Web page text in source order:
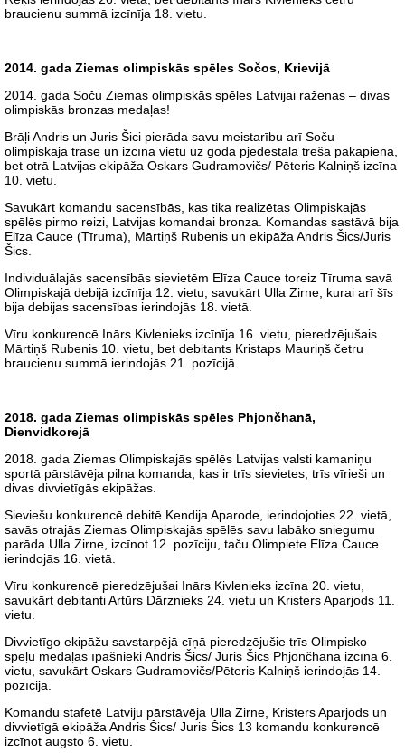
braucienu summā izcīnīja 18. vietu.
2014. gada Ziemas olimpiskās spēles Sočos, Krievijā
2014. gada Soču Ziemas olimpiskās spēles Latvijai raženas – divas
olimpiskās bronzas medaļas!
Brāļi Andris un Juris Šici pierāda savu meistarību arī Soču
olimpiskajā trasē un izcīna vietu uz goda pjedestāla trešā pakāpiena,
bet otrā Latvijas ekipāža Oskars Gudramovičs/ Pēteris Kalniņš izcīna
10. vietu.
Savukārt komandu sacensībās, kas tika realizētas Olimpiskajās
spēlēs pirmo reizi, Latvijas komandai bronza. Komandas sastāvā bija
Elīza Cauce (Tīruma), Mārtiņš Rubenis un ekipāža Andris Šics/Juris
Šics.
Individuālajās sacensībās sievietēm Elīza Cauce toreiz Tīruma savā
Olimpiskajā debijā izcīnīja 12. vietu, savukārt Ulla Zirne, kurai arī šīs
bija debijas sacensības ierindojās 18. vietā.
Vīru konkurencē Inārs Kivlenieks izcīnīja 16. vietu, pieredzējušais
Mārtiņš Rubenis 10. vietu, bet debitants Kristaps Mauriņš četru
braucienu summā ierindojās 21. pozīcijā.
2018. gada Ziemas olimpiskās spēles Phjončhanā,
Dienvidkorejā
2018. gada Ziemas Olimpiskajās spēlēs Latvijas valsti kamaniņu
sportā pārstāvēja pilna komanda, kas ir trīs sievietes, trīs vīrieši un
divas divvietīgās ekipāžas.
Sieviešu konkurencē debitē Kendija Aparode, ierindojoties 22. vietā,
savās otrajās Ziemas Olimpiskajās spēlēs savu labāko sniegumu
parāda Ulla Zirne, izcīnot 12. pozīciju, taču Olimpiete Elīza Cauce
ierindojās 16. vietā.
Vīru konkurencē pieredzējušai Inārs Kivlenieks izcīna 20. vietu,
savukārt debitanti Artūrs Dārznieks 24. vietu un Kristers Aparjods 11.
vietu.
Divvietīgo ekipāžu savstarpējā cīņā pieredzējušie trīs Olimpisko
spēļu medaļas īpašnieki Andris Šics/ Juris Šics Phjončhanā izcīna 6.
vietu, savukārt Oskars Gudramovičs/Pēteris Kalniņš ierindojās 14.
pozīcijā.
Komandu stafetē Latviju pārstāvēja Ulla Zirne, Kristers Aparjods un
divvietīgā ekipāža Andris Šics/ Juris Šics 13 komandu konkurencē
izcīnot augsto 6. vietu.